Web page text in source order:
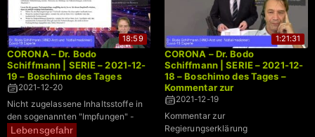
18:59
CORONA – Dr. Bodo
Schiffmann | SERIE – 2021-12-
19 – Boschimo des Tages
2021-12-20
Nicht zugelassene Inhaltsstoffe in
den sogenannten "Impfungen" -
Lebensgefahr
1:21:31
CORONA – Dr. Bodo
Schiffmann | SERIE – 2021-12-
18 – Boschimo des Tages –
Kommentar zur
Regierungserklärung
2021-12-19
Kommentar zur
Regierungserklärung